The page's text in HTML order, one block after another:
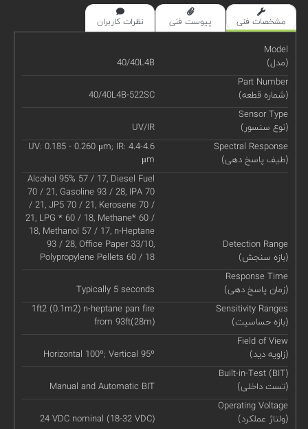
مشخصات فنی پیوست فنی نظرات کاربران
Model
(مدل)
40/40L4B
Part Number
(شماره قطعه)
40/40L4B-522SC
Sensor Type
(نوع سنسور)
UV/IR
Spectral Response
(طیف پاسخ دهی)
UV: 0.185 - 0.260 μm; IR: 4.4-4.6
μm
Detection Range
(بازه سنجش)
Alcohol 95% 57 / 17, Diesel Fuel
70 / 21, Gasoline 93 / 28, IPA 70
/ 21, JP5 70 / 21, Kerosene 70 /
21, LPG * 60 / 18, Methane* 60 /
18, Methanol 57 / 17, n-Heptane
93 / 28, Office Paper 33/10,
Polypropylene Pellets 60 / 18
Response Time
(زمان پاسخ دهی)
Typically 5 seconds
Sensitivity Ranges
(بازه حساسیت)
1ft2 (0.1m2) n-heptane pan fire
from 93ft(28m)
Field of View
(زاویه دید)
Horizontal 100º; Vertical 95º
Built-in-Test (BIT)
(تست داخلی)
Manual and Automatic BIT
Operating Voltage
(ولتاژ عملکرد)
24 VDC nominal (18-32 VDC)